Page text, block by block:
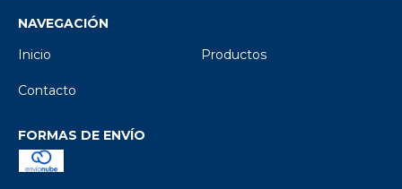
NAVEGACIÓN
Inicio
Productos
Contacto
FORMAS DE ENVÍO